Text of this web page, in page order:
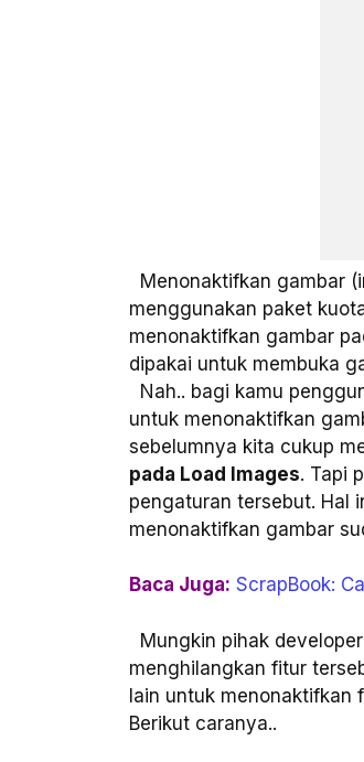
Menonaktifkan gambar
menggunakan paket
menonaktifkan gambar
dipakai untuk membuka
Nah.. bagi kamu
untuk menonaktifkan
sebelumnya kita cukup
pada Load Images. Tapi
pengaturan tersebut. Hal
menonaktifkan gambar
Baca Juga: ScrapBook:
Mungkin pihak
menghilangkan fitur
lain untuk menonaktifkan
Berikut caranya..